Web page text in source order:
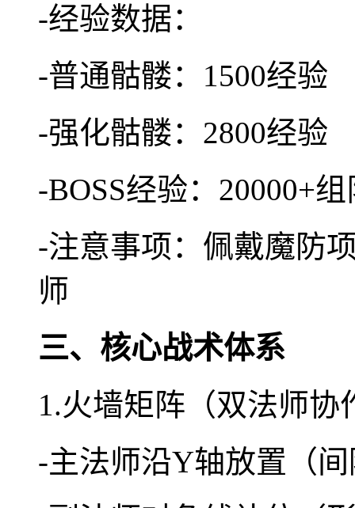
-经验数据：
-普通骷髅：1500经验
-强化骷髅：2800经验
-BOSS经验：20000+
-注意事项：佩戴魔防
师
三、核心战术体系
1.火墙矩阵（双法师协
-主法师沿Y轴放置（